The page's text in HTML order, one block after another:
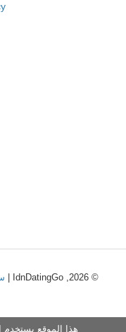
© 2026, IdnDatingGo |
هذا الموقع يستخدم